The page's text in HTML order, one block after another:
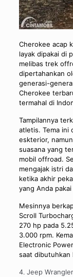
Cherokee acap
layak dipakai di
melibas trek
dipertahankan
generasi-
Cherokee
termahal di
Tampilannya
atletis. Tema ini
eskterior,
suasana yang
mobil offroad.
mengajak istri
ketika akhir
yang Anda
Mesinnya
Scroll
270 hp pada
3.000 rpm.
Electronic
saat dibutuhkan
4. Jeep